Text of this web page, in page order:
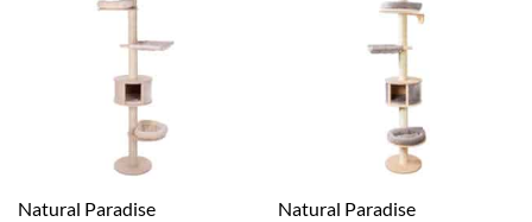
Natural Paradise
Natural Paradise